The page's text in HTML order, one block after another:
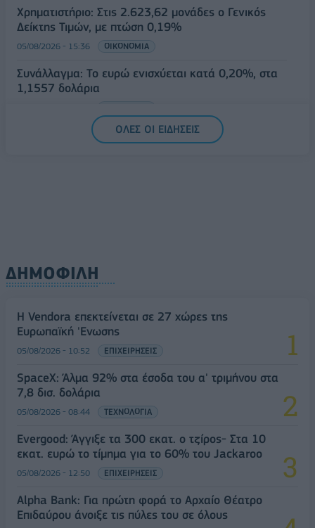
Χρηματιστήριο: Στις 2.623,62 μονάδες ο Γενικός
Δείκτης Τιμών, με πτώση 0,19%
05/08/2026 - 15:36 ΟΙΚΟΝΟΜΙΑ
Συνάλλαγμα: Το ευρώ ενισχύεται κατά 0,20%, στα
1,1557 δολάρια
ΟΛΕΣ ΟΙ ΕΙΔΗΣΕΙΣ
ΔΗΜΟΦΙΛΗ
Η Vendora επεκτείνεται σε 27 χώρες της
Ευρωπαϊκή 'Ενωσης
05/08/2026 - 10:52 ΕΠΙΧΕΙΡΗΣΕΙΣ
SpaceX: Άλμα 92% στα έσοδα του α' τριμήνου στα
7,8 δισ. δολάρια
05/08/2026 - 08:44 ΤΕΧΝΟΛΟΓΙΑ
Evergood: Άγγιξε τα 300 εκατ. ο τζίρος- Στα 10
εκατ. ευρώ το τίμημα για το 60% του Jackaroo
05/08/2026 - 12:50 ΕΠΙΧΕΙΡΗΣΕΙΣ
Alpha Bank: Για πρώτη φορά το Αρχαίο Θέατρο
Επιδαύρου άνοιξε τις πύλες του σε όλους